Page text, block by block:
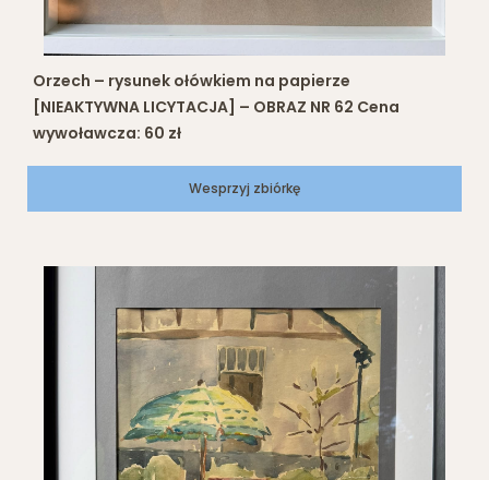
Orzech – rysunek ołówkiem na papierze
[NIEAKTYWNA LICYTACJA] – OBRAZ NR 62 Cena
wywoławcza: 60 zł
Wesprzyj zbiórkę